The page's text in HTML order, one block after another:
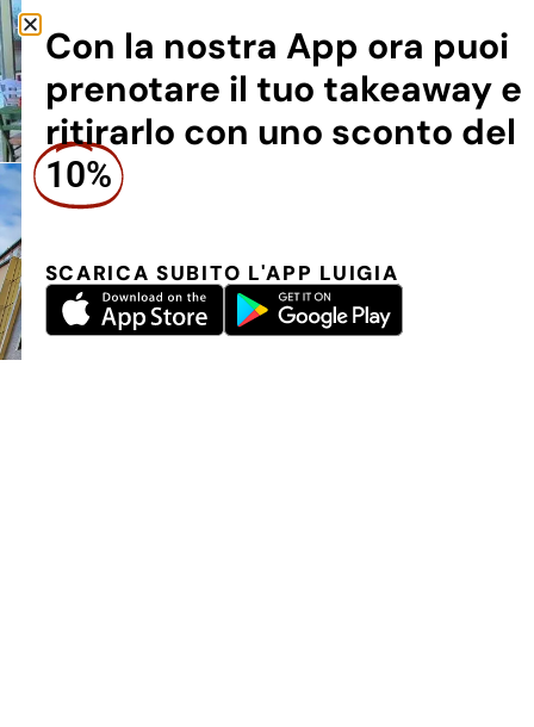
Con la nostra App ora puoi
prenotare il tuo takeaway e
ritirarlo con uno sconto del
10%
SCARICA SUBITO L'APP LUIGIA